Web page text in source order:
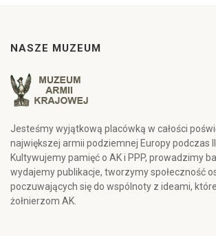
NASZE MUZEUM
Jesteśmy wyjątkową placówką w całości
największej armii podziemnej Europy podczas
Kultywujemy pamięć o AK i PPP, prowadzimy
wydajemy publikacje, tworzymy społeczność
poczuwających się do wspólnoty z ideami,
żołnierzom AK.